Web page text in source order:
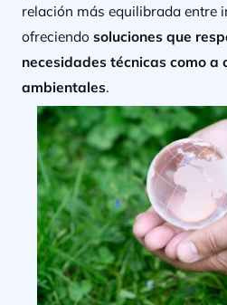
relación más equilibrada entre
ofreciendo soluciones que
necesidades técnicas como a
ambientales.